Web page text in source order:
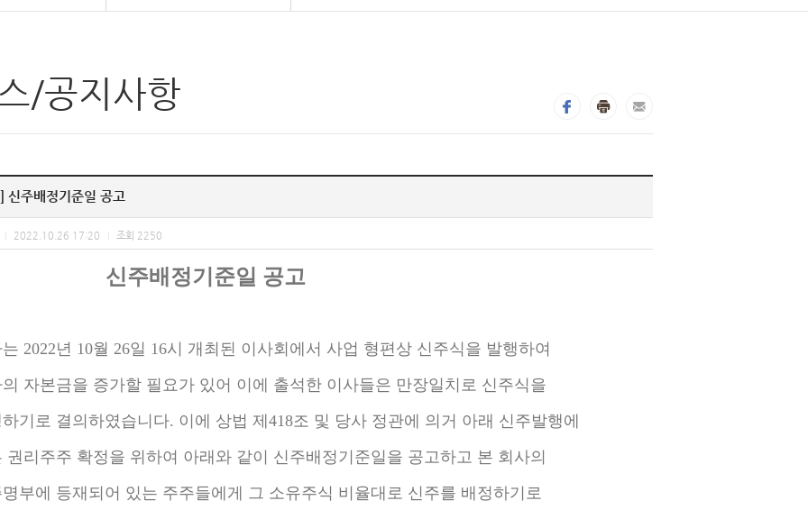
/공지사항
신주배정기준일 공고
2022.10.26 17:20 조회 2250
주배정기준일 공고
는 2022년 10월 26일 16시 개최된 이사회에서 사업 형편상 신주식을 발행하여
자본금을 증가할 필요가 있어 이에 출석한 이사들은 만장일치로 신주식을
하기로 결의하였습니다. 이에 상법 제418조 및 당사 정관에 의거 아래 신주발행에
권리주주 확정을 위하여 아래와 같이 신주배정기준일을 공고하고 본 회사의
부에 등재되어 있는 주주들에게 그 소유주식 비율대로 신주를 배정하기로